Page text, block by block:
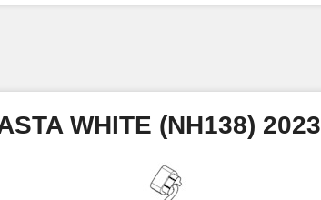
WHITE (NH138) 2023